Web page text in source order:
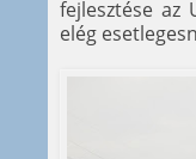
fejlesztése az
elég